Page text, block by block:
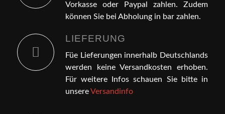
Vorkasse oder Paypal zahlen. Zudem
können Sie bei Abholung in bar zahlen.
LIEFERUNG
Füe Lieferungen innerhalb Deutschlands
werden keine Versandkosten erhoben.
Für weitere Infos schauen Sie bitte in
unsereVersandinfo